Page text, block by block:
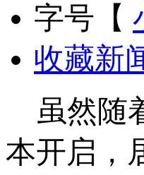
字号【
收藏新
虽然随
本开启，